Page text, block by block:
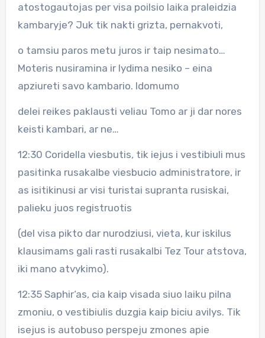
atostogautojas per visa poilsio laika praleidzia
kambaryje? Juk tik nakti grizta, pernakvoti,
o tamsiu paros metu juros ir taip nesimato…
Moteris nusiramina ir lydima nesiko – eina
apziureti savo kambario. Idomumo
delei reikes paklausti veliau Tomo ar ji dar nores
keisti kambari, ar ne…
12:30 Coridella viesbutis, tik iejus i vestibiuli mus
pasitinka rusakalbe viesbucio administratore, ir
as isitikinusi ar visi turistai supranta rusiskai,
palieku juos registruotis
(del visa pikto dar nurodziusi, vieta, kur iskilus
klausimams gali rasti rusakalbi Tez Tour atstova,
iki mano atvykimo).
12:35 Saphir‘as, cia kaip visada siuo laiku pilna
zmoniu, o vestibiulis duzgia kaip biciu avilys. Tik
isejus is autobuso perspeju zmones apie